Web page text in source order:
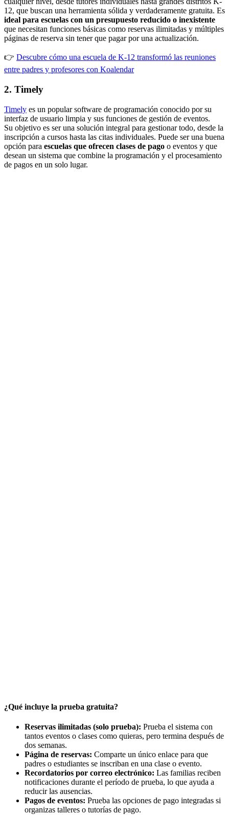
12, que buscan una herramienta sólida y verdaderamente gratuita. Es
ideal para escuelas con un presupuesto reducido o inexistente
que necesitan funciones básicas como reservas ilimitadas y múltiples
páginas de reserva sin tener que pagar por una actualización.
👉 Descubre cómo una escuela de K-12 transformó las reuniones
entre padres y profesores con Koalendar
2. Timely
Timely es un popular software de programación conocido por su
interfaz de usuario limpia y sus funciones de gestión de eventos.
Su objetivo es ser una solución integral para gestionar todo, desde la
inscripción a cursos hasta las citas individuales. Puede ser una buena
opción para escuelas que ofrecen clases de pago o eventos y que
desean un sistema que combine la programación y el procesamiento
de pagos en un solo lugar.
¿Qué incluye la prueba gratuita?
Reservas ilimitadas (solo prueba): Prueba el sistema con
tantos eventos o clases como quieras, pero termina después de
dos semanas.
Página de reservas: Comparte un único enlace para que
padres o estudiantes se inscriban en una clase o evento.
Recordatorios por correo electrónico: Las familias reciben
notificaciones durante el período de prueba, lo que ayuda a
reducir las ausencias.
Pagos de eventos: Prueba las opciones de pago integradas si
organizas talleres o tutorías de pago.